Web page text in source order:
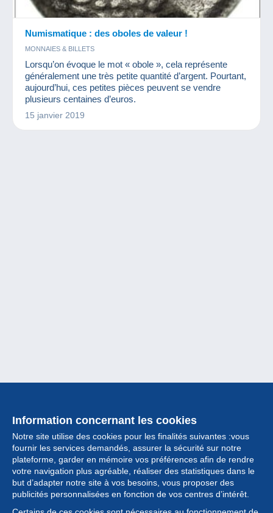
Numismatique : des oboles de valeur !
MONNAIES & BILLETS
Lorsqu’on évoque le mot « obole », cela représente
généralement une très petite quantité d’argent. Pourtant,
aujourd’hui, ces petites pièces peuvent se vendre
plusieurs centaines d’euros.
15 janvier 2019
Information concernant les cookies
Notre site utilise des cookies pour les finalités suivantes :vous
fournir les services demandés, assurer la sécurité sur notre
plateforme, garder en mémoire vos préférences afin de rendre
votre navigation plus agréable, réaliser des statistiques dans le
but d’adapter notre site à vos besoins, vous proposer des
publicités personnalisées en fonction de vos centres d’intérêt.
Collection